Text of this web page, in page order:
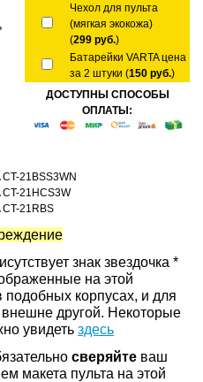
Чехол для пульта
(мягкая экокожа)
(299 руб.)
Батарейки VARTA цена
за 2 штуки (150 руб.)
ДОСТУПНЫ СПОСОБЫ
ОПЛАТЫ:
21BSS3WN
CT-21HCS3W
CT-21RBS
знак звездочка *
на этой
корпусах, и для
другой. Некоторые
увидеть здесь
сверяйте ваш
макета пульта на этой